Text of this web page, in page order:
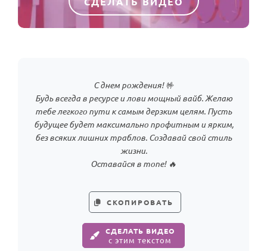
С днем рождения! 🤟
Будь всегда в ресурсе и лови мощный вайб. Желаю
тебе легкого пути к самым дерзким целям. Пусть
будущее будет максимально профитным и ярким,
без всяких лишних траблов. Создавай свой стиль
жизни.
Оставайся в топе! 🔥
СКОПИРОВАТЬ
СДЕЛАТЬ ВИДЕО
с этим текстом